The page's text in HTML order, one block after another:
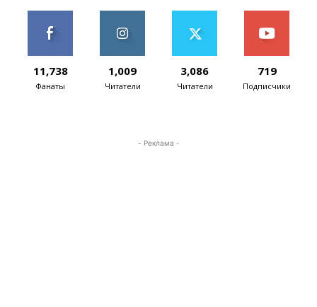
11,738
Фанаты
1,009
Читатели
3,086
Читатели
719
Подписчики
- Реклама -